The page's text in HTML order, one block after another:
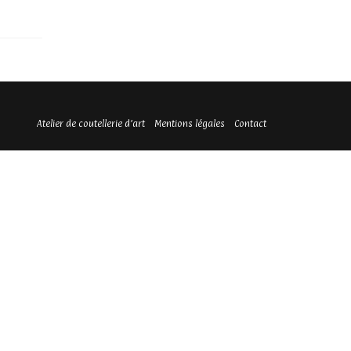
Atelier de coutellerie d’art Mentions légales Contact